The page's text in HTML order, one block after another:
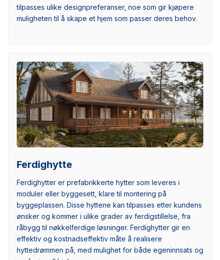
tilpasses ulike designpreferanser, noe som gir kjøpere
muligheten til å skape et hjem som passer deres behov.
Ferdighytte
Ferdighytter er prefabrikkerte hytter som leveres i
moduler eller byggesett, klare til montering på
byggeplassen. Disse hyttene kan tilpasses etter kundens
ønsker og kommer i ulike grader av ferdigstillelse, fra
råbygg til nøkkelferdige løsninger. Ferdighytter gir en
effektiv og kostnadseffektiv måte å realisere
hyttedrømmen på, med mulighet for både egeninnsats og